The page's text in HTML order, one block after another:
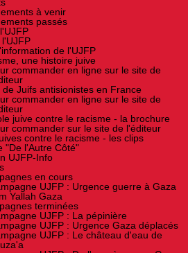
à venir
passés
de l'UJFP
une histoire juive
commander en ligne sur le site de
de Juifs antisionistes en France
commander en ligne sur le site de
juive contre le racisme - la brochure
commander sur le site de l'éditeur
contre le racisme - les clips
"De l'Autre Côté"
UJFP-Info
en cours
UJFP : Urgence guerre à Gaza
Yallah Gaza
terminées
UJFP : La pépinière
UJFP : Urgence Gaza déplacés
UJFP : Le château d'eau de